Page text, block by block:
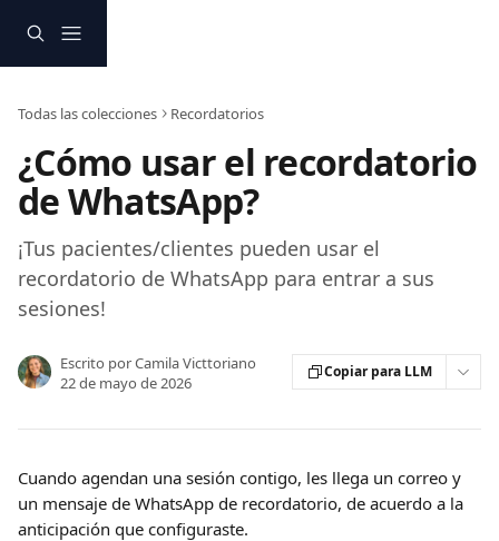
Todas las colecciones Recordatorios
¿Cómo usar el recordatorio
de WhatsApp?
¡Tus pacientes/clientes pueden usar el
recordatorio de WhatsApp para entrar a sus
sesiones!
Escrito porCamila Victtoriano
22 de mayo de 2026
Copiar para LLM
Cuando agendan una sesión contigo, les llega un correo y
un mensaje de WhatsApp de recordatorio, de acuerdo a la
anticipación que configuraste.